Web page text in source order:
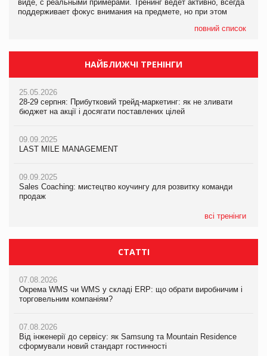
виде, с реальными примерами. Тренинг ведет активно, всегда
поддерживает фокус внимания на предмете, но при этом
повний список
НАЙБЛИЖЧІ ТРЕНІНГИ
25.05.2026
28-29 серпня: Прибутковий трейд-маркетинг: як не зливати
бюджет на акції і досягати поставлених цілей
09.09.2025
LAST MILE MANAGEMENT
09.09.2025
Sales Coaching: мистецтво коучингу для розвитку команди
продаж
всі тренінги
СТАТТІ
07.08.2026
Окрема WMS чи WMS у складі ERP: що обрати виробничим і
торговельним компаніям?
07.08.2026
Від інженерії до сервісу: як Samsung та Mountain Residence
сформували новий стандарт гостинності